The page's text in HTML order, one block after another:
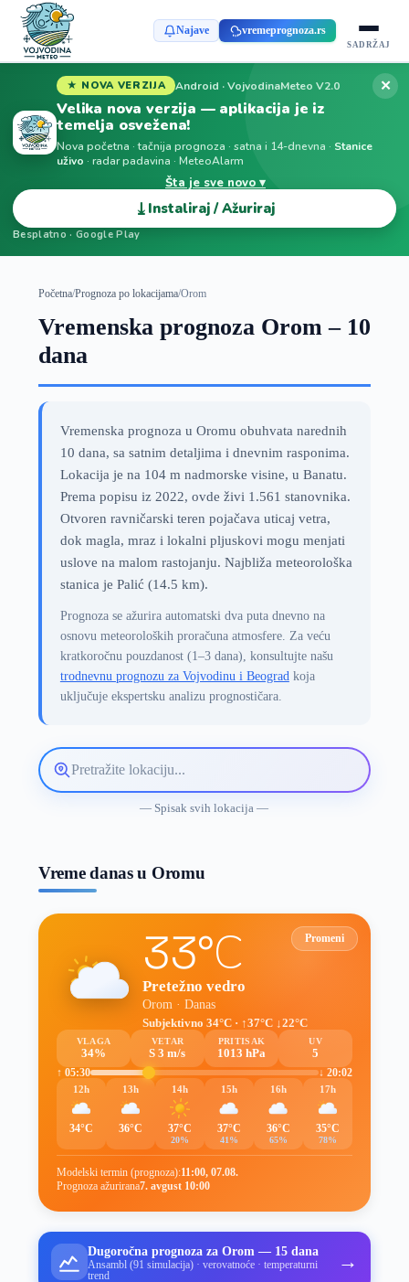
Najave vremeprognoza.rs
SADRŽAJ
★ NOVA VERZIJA Android · VojvodinaMeteo V2.0
Velika nova verzija — aplikacija je iz
temelja osvežena!
Nova početna · tačnija prognoza · satna i 14-dnevna · Stanice
uživo · radar padavina · MeteoAlarm
Šta je sve novo ▾
⤓ Instaliraj / Ažuriraj
Besplatno · Google Play
✕
Početna/Prognoza po lokacijama/Orom
Vremenska prognoza Orom – 10
dana
Vremenska prognoza u Oromu obuhvata narednih
10 dana, sa satnim detaljima i dnevnim rasponima.
Lokacija je na 104 m nadmorske visine, u Banatu.
Prema popisu iz 2022, ovde živi 1.561 stanovnika.
Otvoren ravničarski teren pojačava uticaj vetra,
dok magla, mraz i lokalni pljuskovi mogu menjati
uslove na malom rastojanju. Najbliža meteorološka
stanica je Palić (14.5 km).
Prognoza se ažurira automatski dva puta dnevno na
osnovu meteoroloških proračuna atmosfere. Za veću
kratkoročnu pouzdanost (1–3 dana), konsultujte našu
trodnevnu prognozu za Vojvodinu i Beogradkoja
uključuje ekspertsku analizu prognostičara.
Pretražite
lokaciju
— Spisak svih lokacija —
Vreme danas u Oromu
Promeni
33°C
Pretežno vedro
Orom · Danas
Subjektivno 34°C · ↑37°C ↓22°C
VLAGA
34%
VETAR
S 3 m/s
PRITISAK
1013 hPa
UV
5
↑ 05:30
↓ 20:02
12h
34°C
13h
36°C
14h
37°C
20%
15h
37°C
41%
16h
36°C
65%
17h
35°C
78%
Modelski termin (prognoza):11:00, 07.08.
Prognoza ažurirana7. avgust 10:00
Dugoročna prognoza za Orom — 15 dana
Ansambl (91 simulacija) · verovatnoće · temperaturni
trend
→